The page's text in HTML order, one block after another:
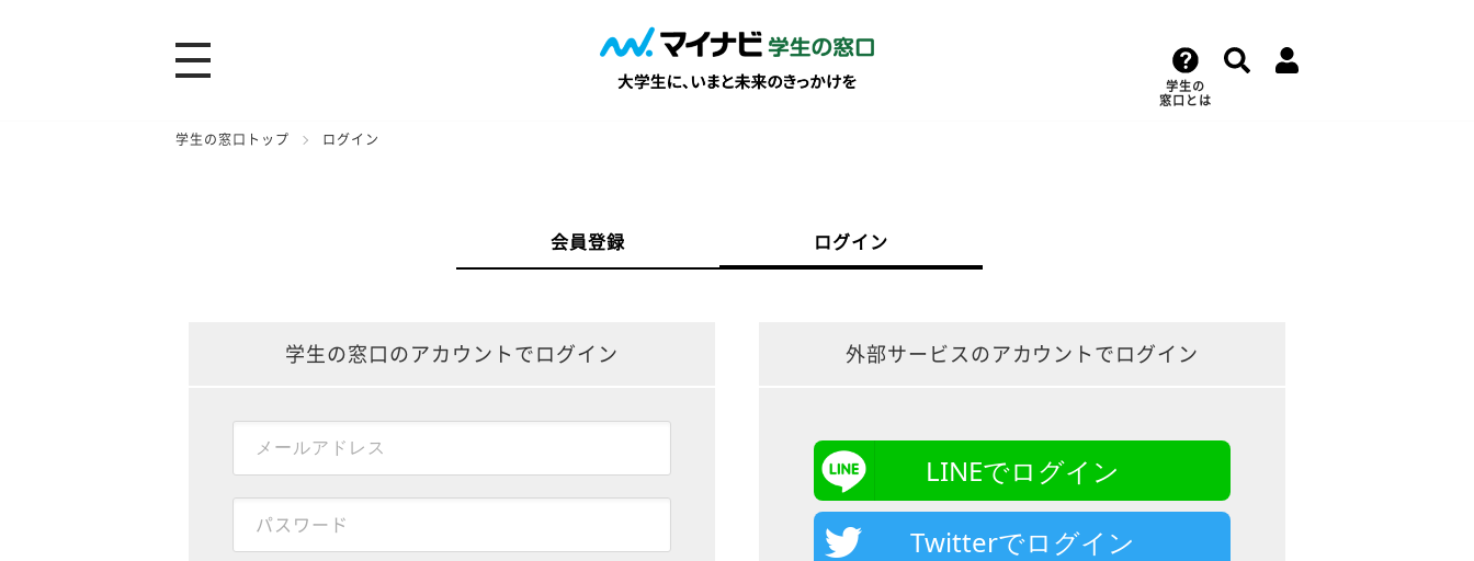
学生の
窓口とは
学生の窓口トップ ログイン
会員登録 ログイン
学生の窓口のアカウントでログイン 外部サービスのアカウントでログイン
LINEでログイン
Twitterでログイン